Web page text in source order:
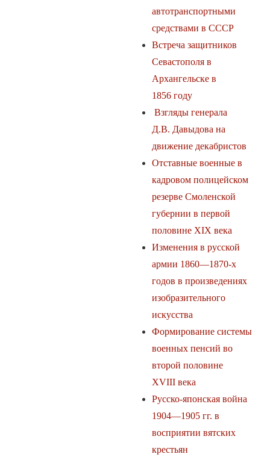
автотранспортными
средствами в СССР
Встреча защитников
Севастополя в
Архангельске в
1856 году
Взгляды генерала
Д.В. Давыдова на
движение декабристов
Отставные военные в
кадровом полицейском
резерве Смоленской
губернии в первой
половине ХIХ века
Изменения в русской
армии 1860—1870-х
годов в произведениях
изобразительного
искусства
Формирование системы
военных пенсий во
второй половине
XVIII века
Русско-японская война
1904—1905 гг. в
восприятии вятских
крестьян